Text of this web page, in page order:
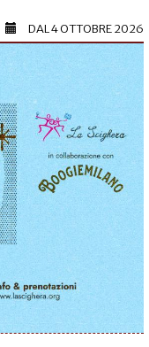
DAL4 OTTOBRE 2026